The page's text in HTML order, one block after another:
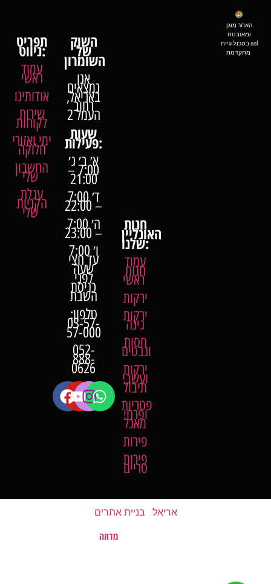
תפריט
ניווט:
עמוד
ראשי
אודותינו
שירות
לקוחות
ימי ואזורי
חלוקה
החשבון
שלי
עגלת
הקניות
שלי
השוק
של
אנו
נמצאים
באריאל,
רחוב
העמל 2
שעותפעילות:
א׳ ב׳ ג׳
7:00 –
21:00
ד׳ 7:00
– 22:00
ה׳ 7:00
– 23:00
ו׳ 7:00
עד חצי
שעה
לפני
כניסת
השבת
טלפון:
03-57-
57-000
052-
888-
0626
חנות
האונליין
שלנו:
עמוד
חנות
ראשי
ירקות
ירקות
גינה
חסות
ונבטים
ירקות
ועשבי
תיבול
פטריות
ופרחי
מאכל
פירות
פירות
טריים
האתר מוגן
ומאובטח
בטכנלוגיית ssl
אריאל בניית אתרים
האתר נבנה על ידימדוזה